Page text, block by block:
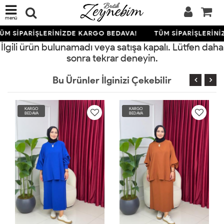
menü
SİPARİŞLERİNİZDE KARGO BEDAVA! TÜM
İlgili ürün bulunamadı veya satışa kapalı. Lütfen daha
sonra tekrar deneyin.
Bu Ürünler İlginizi Çekebilir
KARGO
BEDAVA
KARGO
BEDAVA